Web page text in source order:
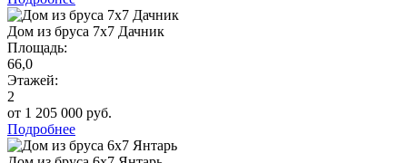
Дом из бруса 7х7 Дачник
Площадь:
66,0
Этажей:
2
от 1 205 000 руб.
Подробнее